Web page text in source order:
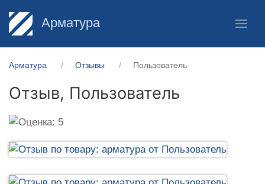
Арматура
Арматура Отзывы Пользователь
Отзыв, Пользователь